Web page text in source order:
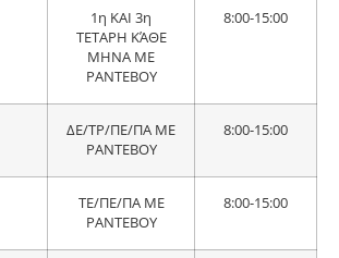
1η ΚΑΙ 3η
ΤΕΤΑΡΗ ΚΆΘΕ
ΜΗΝΑ ΜΕ
ΡΑΝΤΕΒΟΥ
8:00-15:00
ΔΕ/ΤΡ/ΠΕ/ΠΑ ΜΕ
ΡΑΝΤΕΒΟΥ
8:00-15:00
ΤΕ/ΠΕ/ΠΑ ΜΕ
ΡΑΝΤΕΒΟΥ
8:00-15:00